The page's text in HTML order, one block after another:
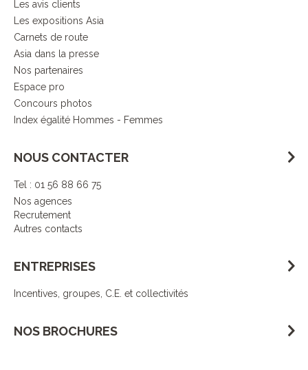
Les avis clients
Les expositions Asia
Carnets de route
Asia dans la presse
Nos partenaires
Espace pro
Concours photos
Index égalité Hommes - Femmes
NOUS CONTACTER
Tel : 01 56 88 66 75
Nos agences
Recrutement
Autres contacts
ENTREPRISES
Incentives, groupes, C.E. et collectivités
NOS BROCHURES